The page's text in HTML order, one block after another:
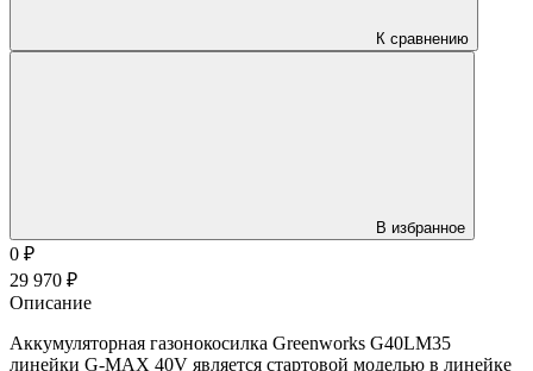
К сравнению
В избранное
0 ₽
29 970 ₽
Описание
Аккумуляторная газонокосилка Greenworks G40LM35
линейки G-MAX 40V является стартовой моделью в линейке